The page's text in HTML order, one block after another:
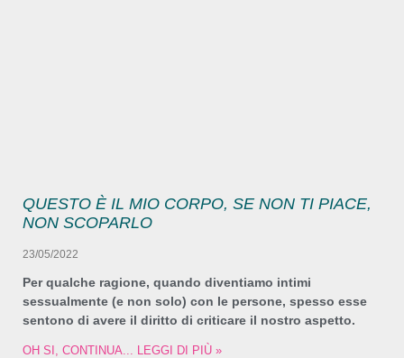
QUESTO È IL MIO CORPO, SE NON TI PIACE,
NON SCOPARLO
23/05/2022
Per qualche ragione, quando diventiamo intimi
sessualmente (e non solo) con le persone, spesso esse
sentono di avere il diritto di criticare il nostro aspetto.
OH SI, CONTINUA... LEGGI DI PIÙ »